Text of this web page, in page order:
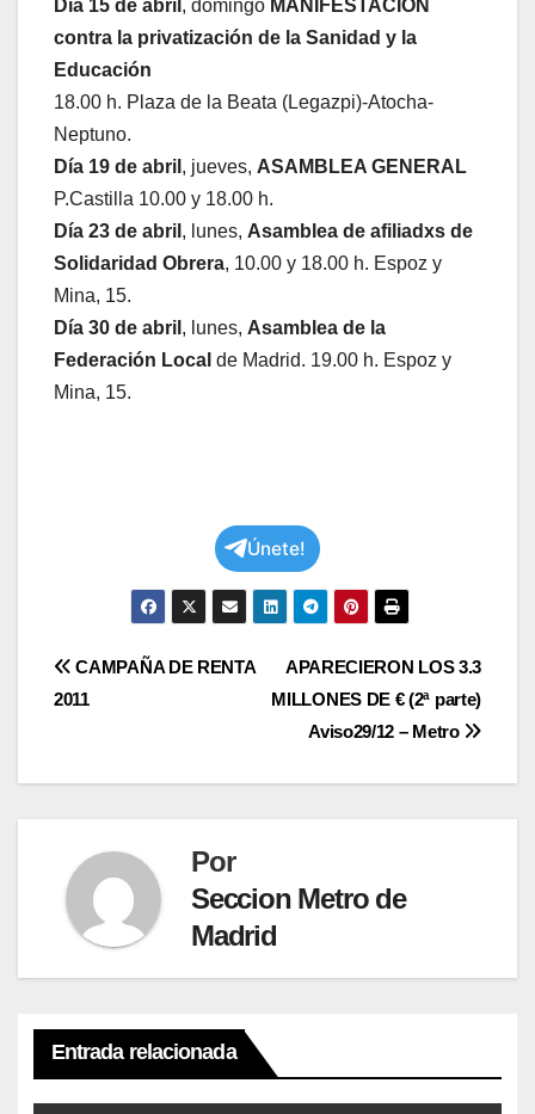
Día 15 de abril , domingo MANIFESTACIÓN
contra la privatización de la Sanidad y la
Educación
18.00 h. Plaza de la Beata (Legazpi)-Atocha-
Neptuno.
Día 19 de abril , jueves, ASAMBLEA GENERAL
P.Castilla 10.00 y 18.00 h.
Día 23 de abril , lunes, Asamblea de afiliadxs de
Solidaridad Obrera, 10.00 y 18.00 h. Espoz y
Mina, 15.
Día 30 de abril , lunes, Asamblea de la
Federación Local de Madrid. 19.00 h. Espoz y
Mina, 15.
Únete!
Navegación
entradas
APARECIERON LOS 3.3
MILLONES DE € (2ª parte)
Aviso29/12 – Metro
CAMPAÑA DE RENTA
2011
Por
Seccion Metro de
Madrid
Entrada relacionada